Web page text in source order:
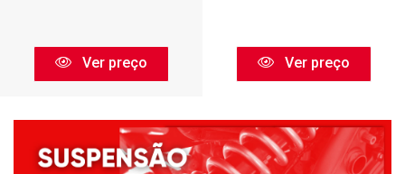
Ver preço Ver preço